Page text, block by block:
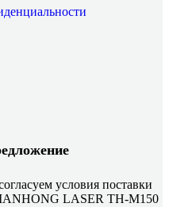
условия поставки
LASER TH-M150